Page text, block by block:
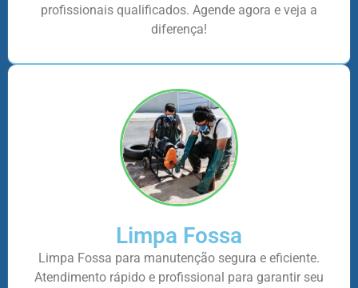
profissionais qualificados. Agende agora e veja a
diferença!
Limpa Fossa
Limpa Fossa para manutenção segura e eficiente.
Atendimento rápido e profissional para garantir seu